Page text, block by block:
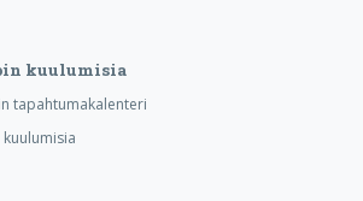
kuulumisia
tapahtumakalenteri